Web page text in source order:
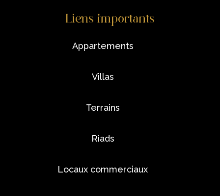
Liens importants
appartements
villas
terrains
riads
locaux commerciaux